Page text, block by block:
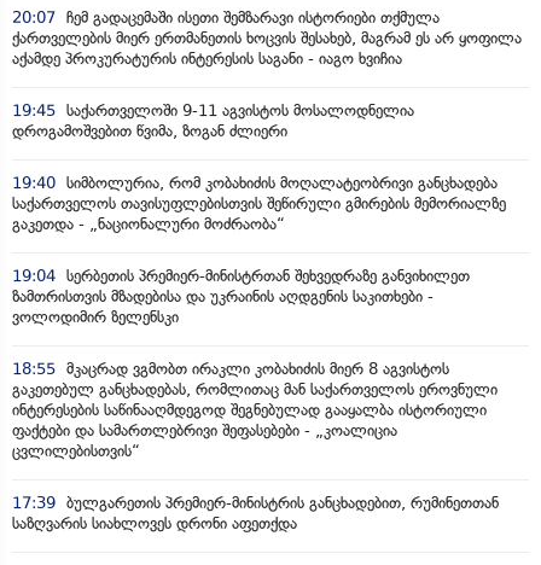
20:07 ჩემ გადაცემაში ისეთი შემზარავი ისტორიები თქმულა
ქართველების მიერ ერთმანეთის ხოცვის შესახებ, მაგრამ ეს არ ყოფილა
აქამდე პროკურატურის ინტერესის საგანი - იაგო ხვიჩია
19:45 საქართველოში 9-11 აგვისტოს მოსალოდნელია
დროგამოშვებით წვიმა, ზოგან ძლიერი
19:40 სიმბოლურია, რომ კობახიძის მოღალატეობრივი განცხადება
საქართველოს თავისუფლებისთვის შეწირული გმირების მემორიალზე
გაკეთდა - „ნაციონალური მოძრაობა“
19:04 სერბეთის პრემიერ-მინისტრთან შეხვედრაზე განვიხილეთ
ზამთრისთვის მზადებისა და უკრაინის აღდგენის საკითხები -
ვოლოდიმირ ზელენსკი
18:55 მკაცრად ვგმობთ ირაკლი კობახიძის მიერ 8 აგვისტოს
გაკეთებულ განცხადებას, რომლითაც მან საქართველოს ეროვნული
ინტერესების საწინააღმდეგოდ შეგნებულად გააყალბა ისტორიული
ფაქტები და სამართლებრივი შეფასებები - „კოალიცია
ცვლილებისთვის“
17:39 ბულგარეთის პრემიერ-მინისტრის განცხადებით, რუმინეთთან
საზღვარის სიახლოვეს დრონი აფეთქდა